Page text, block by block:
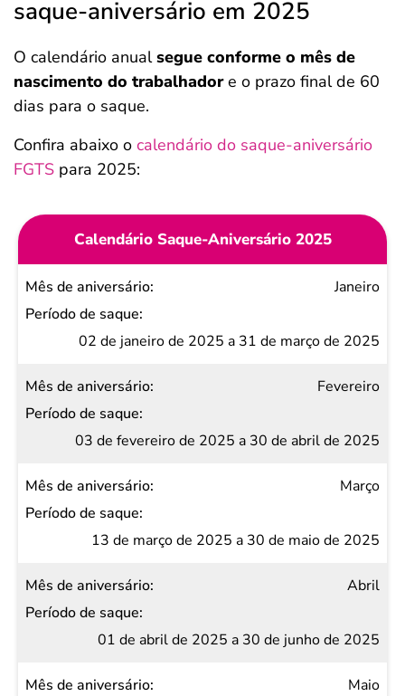
saque-aniversário em 2025
O calendário anualsegue conforme o mês de
nascimento do trabalhadore o prazo final de 60
dias para o saque.
Confira abaixo o calendário do saque-aniversário
FGTS para 2025:
Calendário Saque-Aniversário 2025
Mês de
aniversário
Período
saque
Janeiro
02 de janeiro de 2025 a 31 de março de 2025
Fevereiro
03 de fevereiro de 2025 a 30 de abril de 2025
Março
13 de março de 2025 a 30 de maio de 2025
Abril
01 de abril de 2025 a 30 de junho de 2025
Maio